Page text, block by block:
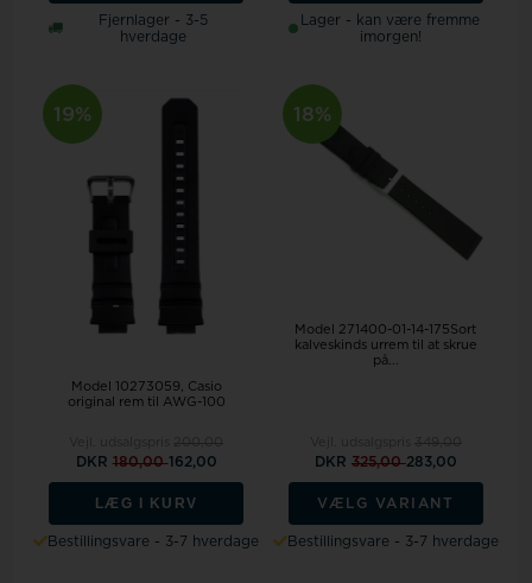
Fjernlager - 3-5
hverdage
Lager - kan være fremme
imorgen!
19%
Model 10273059
Casio
original rem til AWG-100
DKR 180,00162,00
LÆG I KURV
Bestillingsvare - 3-7 hverdage
18%
Model 271400-01-14-175Sort
kalveskinds urrem til at skrue
på...
DKR 325,00283,00
VÆLG VARIANT
Bestillingsvare - 3-7 hverdage